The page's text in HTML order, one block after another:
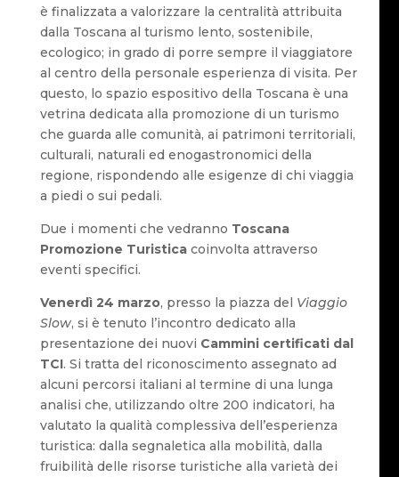
è finalizzata a valorizzare la centralità attribuita
dalla Toscana al turismo lento, sostenibile,
ecologico; in grado di porre sempre il viaggiatore
al centro della personale esperienza di visita. Per
questo, lo spazio espositivo della Toscana è una
vetrina dedicata alla promozione di un turismo
che guarda alle comunità, ai patrimoni territoriali,
culturali, naturali ed enogastronomici della
regione, rispondendo alle esigenze di chi viaggia
a piedi o sui pedali.
Due i momenti che vedranno Toscana
Promozione Turisticacoinvolta attraverso
eventi specifici.
Venerdì 24 marzo, presso la piazza del Viaggio
Slow, si è tenuto l’incontro dedicato alla
presentazione dei nuovi Cammini certificati dal
TCI. Si tratta del riconoscimento assegnato ad
alcuni percorsi italiani al termine di una lunga
analisi che, utilizzando oltre 200 indicatori, ha
valutato la qualità complessiva dell’esperienza
turistica: dalla segnaletica alla mobilità, dalla
fruibilità delle risorse turistiche alla varietà dei